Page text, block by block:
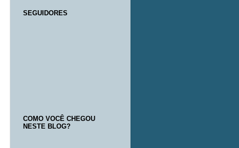
SEGUIDORES
COMO VOCÊ CHEGOU
NESTE BLOG?